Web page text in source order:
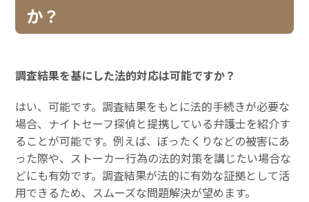
か？
調査結果を基にした法的対応は可能ですか？
はい、可能です。調査結果をもとに法的手続きが必要な
場合、ナイトセーフ探偵と提携している弁護士を紹介す
ることが可能です。例えば、ぼったくりなどの被害にあ
った際や、ストーカー行為の法的対策を講じたい場合な
どにも有効です。調査結果が法的に有効な証拠として活
用できるため、スムーズな問題解決が望めます。